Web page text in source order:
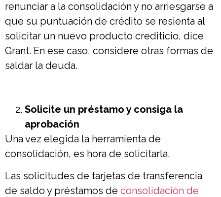
renunciar a la consolidación y no arriesgarse a
que su puntuación de crédito se resienta al
solicitar un nuevo producto crediticio, dice
Grant. En ese caso, considere otras formas de
saldar la deuda.
Solicite un préstamo y consiga la
aprobación
Una vez elegida la herramienta de
consolidación, es hora de solicitarla.
Las solicitudes de tarjetas de transferencia
de saldo y préstamos de consolidación de